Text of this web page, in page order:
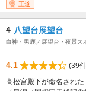
王道
4 八望台展望台
白神・男鹿／展望台・夜景ス
4.1
(39
高松宮殿下が命名され